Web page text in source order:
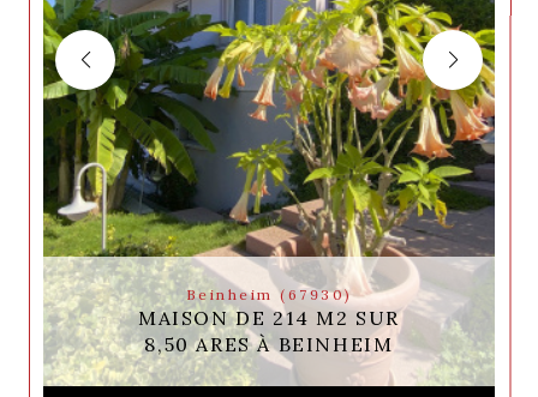
Beinheim (67930)
MAISON DE 214 M2 SUR
8,50 ARES À BEINHEIM